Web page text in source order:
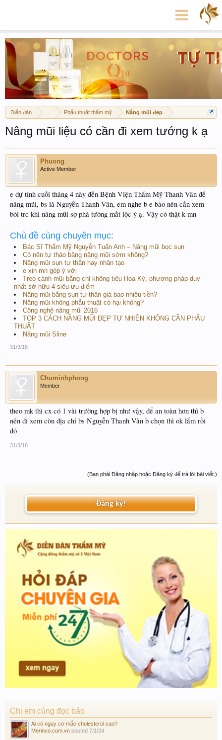
Diễn đàn Phẫu thuật thẩm mỹ Nâng mũi đẹp
Nâng mũi liệu có cần đi xem tướng k ạ
Phuong
Active Member
e dự tính cuối tháng 4 này đến Bệnh Viện Thẩm Mỹ Thanh Vân để
nâng mũi, bs là Nguyễn Thanh Vân, em nghe b e bảo nên cần xem
bói trc khi nâng mũi sợ phá tướng mất lộc ý ạ. Vậy có thật k mn
Chủ đề cùng chuyên mục:
Bác Sĩ Thẩm Mỹ Nguyễn Tuấn Anh – Nâng mũi bọc sụn
Có nên tự tháo băng nâng mũi sớm không?
Nâng mũi sụn tự thân hay nhân tạo
e xin mn góp ý với
Treo cánh mũi bằng chỉ không tiêu Hoa Kỳ, phương pháp duy
nhất sở hữu 4 siêu ưu điểm
Nâng mũi bằng sụn tự thân giá bao nhiêu tiền?
Nâng mũi không phẫu thuật có hại không?
Công nghệ nâng mũi 2016
TOP 3 CÁCH NÂNG MŨI ĐẸP TỰ NHIÊN KHÔNG CẦN PHẪU
THUẬT
Nâng mũi Sline
31/3/18
Chuminhphong
Member
theo mk thì cx có 1 vài trường hợp bị như vậy, để an toàn hơn thì b
nên đi xem còn địa chỉ bs Nguyễn Thanh Vân b chọn thì ok lắm rồi
đó
31/3/18
(Bạn phải Đăng nhập hoặc Đăng ký để trả lời bài viết.)
Đăng ký!
Chị em cùng đọc báo
Ai có nguy cơ mắc cholesterol cao?
Merinco.com.vn posted 7/1/24